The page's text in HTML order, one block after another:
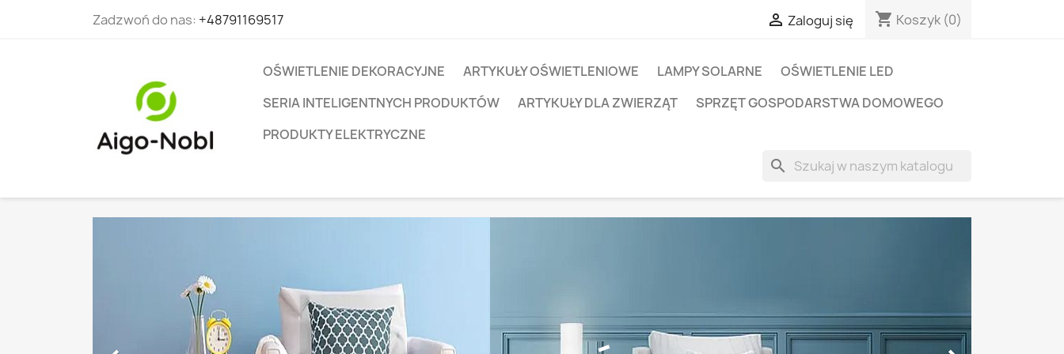
Zadzwoń do nas: +48791169517  Zaloguj się shopping_cart Koszyk (0)
OŚWIETLENIE DEKORACYJNE ARTYKUŁY OŚWIETLENIOWE LAMPY SOLARNE
OŚWIETLENIE LED
SERIA INTELIGENTNYCH PRODUKTÓW
ARTYKUŁY DLA ZWIERZĄT
SPRZĘT GOSPODARSTWA DOMOWEGO
PRODUKTY ELEKTRYCZNE
search